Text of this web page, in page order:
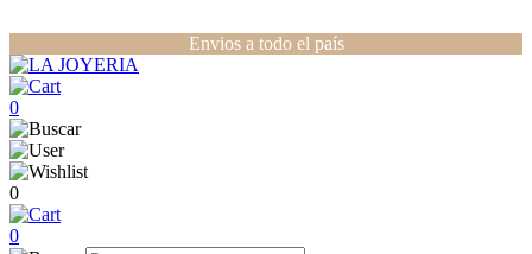
Envios a todo el país
0
0
0